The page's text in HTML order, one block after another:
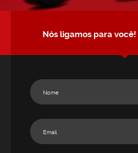
Nós ligamos para você!